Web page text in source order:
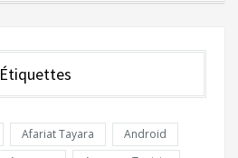
Étiquettes
Afariat Tayara
Android